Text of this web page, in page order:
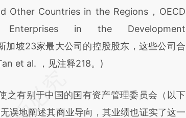
Other Countries in the Regions，OECD
Enterprises in the Development
加坡23家最大公司的控股股东，这些公司合
et al. ，见注释218。)
有别于中国的国有资产管理委员会（以下
误地阐述其商业导向，其业绩也证实了这一